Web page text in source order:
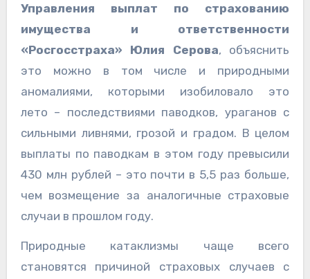
Управления выплат по страхованию
имущества и ответственности
«Росгосстраха» Юлия Серова, объяснить
это можно в том числе и природными
аномалиями, которыми изобиловало это
лето – последствиями паводков, ураганов с
сильными ливнями, грозой и градом. В целом
выплаты по паводкам в этом году превысили
430 млн рублей – это почти в 5,5 раз больше,
чем возмещение за аналогичные страховые
случаи в прошлом году.
Природные катаклизмы чаще всего
становятся причиной страховых случаев с